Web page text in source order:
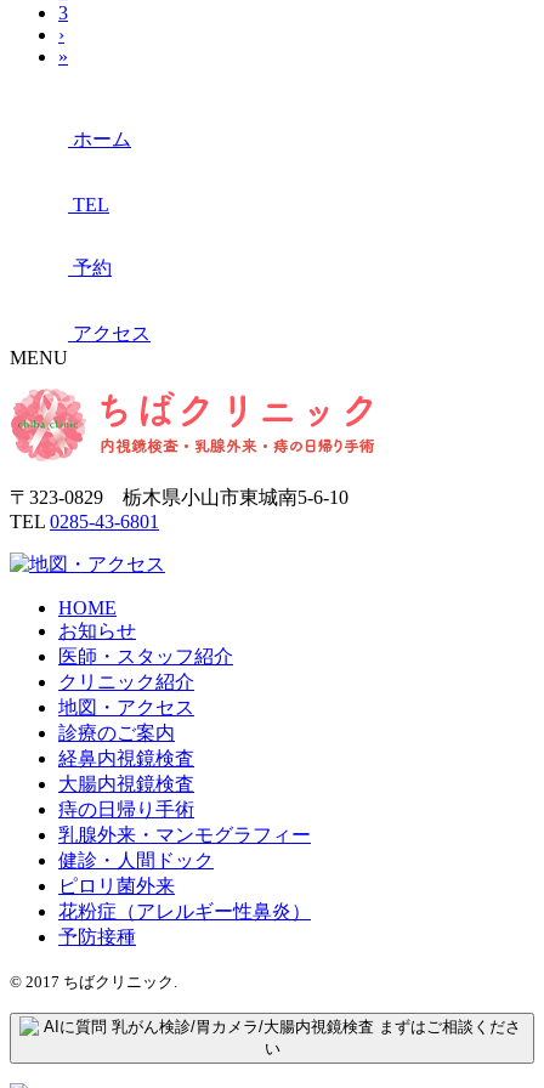
3
›
»
ホーム
TEL
予約
アクセス
MENU
〒323-0829 栃木県小山市東城南5-6-10
TEL 0285-43-6801
HOME
お知らせ
医師・スタッフ紹介
クリニック紹介
地図・アクセス
診療のご案内
経鼻内視鏡検査
大腸内視鏡検査
痔の日帰り手術
乳腺外来・マンモグラフィー
健診・人間ドック
ピロリ菌外来
花粉症（アレルギー性鼻炎）
予防接種
© 2017 ちばクリニック.